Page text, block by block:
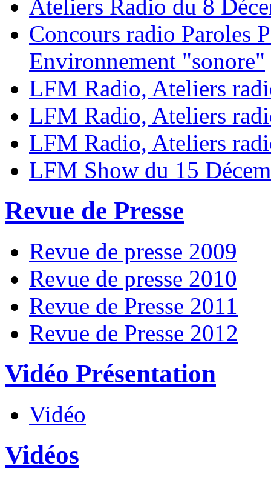
Ateliers Radio du 8
Concours radio Paroles
Environnement "sonore"
LFM Radio, Ateliers
LFM Radio, Ateliers
LFM Radio, Ateliers
LFM Show du 15
Revue de Presse
Revue de presse 2009
Revue de presse 2010
Revue de Presse 2011
Revue de Presse 2012
Vidéo Présentation
Vidéo
Vidéos